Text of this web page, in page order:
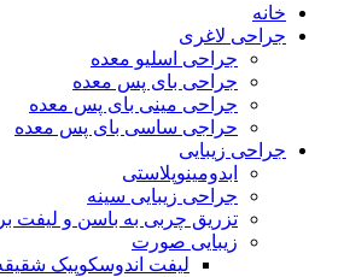
خانه
جراحی لاغری
جراحی اسلیو معده
جراحی بای پس معده
جراحی مینی بای پس معده
حراجی ساسی بای پس معده
جراحی زیبایی
ابدومینوپلاستی
جراحی زیبایی سینه
تزریق چربی به باسن و لیفت
زیبایی صورت
لیفت اندوسکوپیک